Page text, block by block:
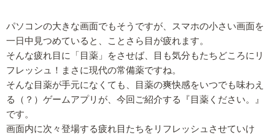
パソコンの大きな画面でもそうですが、スマホの小さい画面を
一日中見つめていると、ことさら目が疲れます。
そんな疲れ目に「目薬」をさせば、目も気分もたちどころにリ
フレッシュ！まさに現代の常備薬ですね。
そんな目薬が手元になくても、目薬の爽快感をいつでも味わえ
る（？）ゲームアプリが、今回ご紹介する『目薬ください。』
です。
画面内に次々登場する疲れ目たちをリフレッシュさせていけ